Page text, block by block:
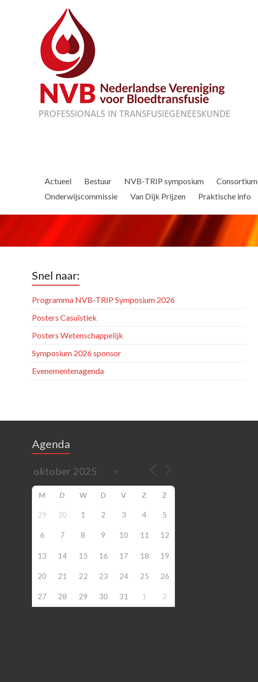
Actueel Bestuur NVB-TRIP symposium Consortium
Onderwijscommissie
Van Dijk Prijzen Praktische info
Snel naar:
Programma NVB-TRIP Symposium 2026
Posters Casuïstiek
Posters Wetenschappelijk
Symposium 2026 sponsor
Evenementenagenda
Agenda
M D W D V Z Z
29 30 1 2 3 4 5
6 7 8 9 10 11 12
13 14 15 16 17 18 19
20 21 22 23 24 25 26
27 28 29 30 31 1 2